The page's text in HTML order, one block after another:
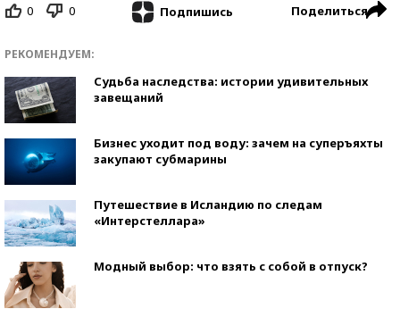
0 0 Подпишись Поделиться
РЕКОМЕНДУЕМ:
Судьба наследства: истории удивительных
завещаний
Бизнес уходит под воду: зачем на суперъяхты
закупают субмарины
Путешествие в Исландию по следам
«Интерстеллара»
Модный выбор: что взять с собой в отпуск?